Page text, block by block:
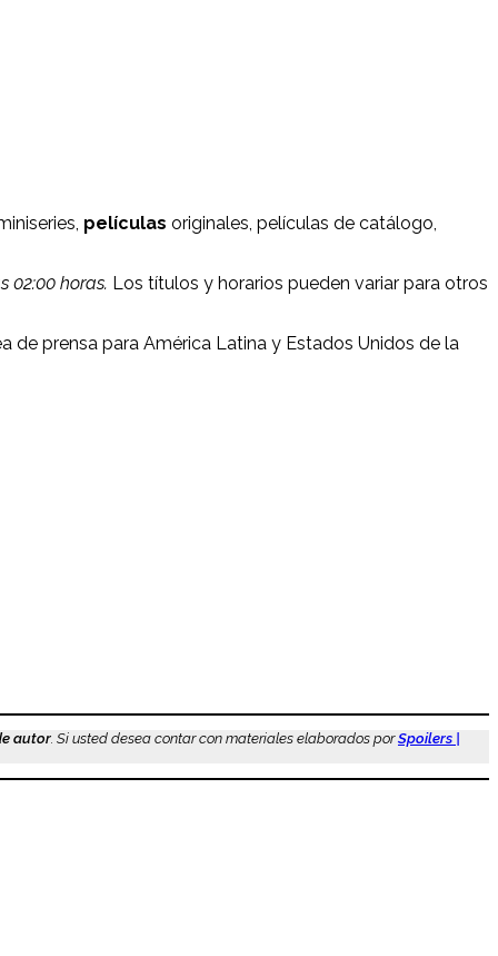
películas originales, películas de catálogo,
02:00 horas. Los títulos y horarios pueden variar para otros
prensa para América Latina y Estados Unidos de la
autor . Si usted desea contar con materiales elaborados porSpoilers |